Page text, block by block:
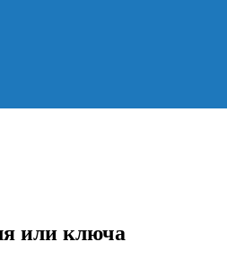
или ключа